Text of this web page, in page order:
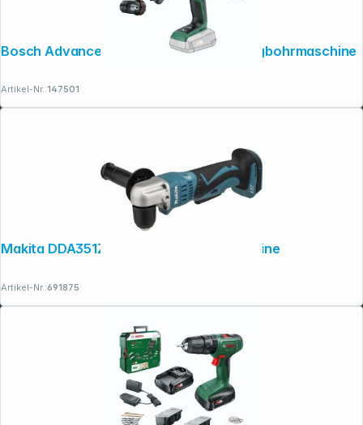
Bosch AdvancedImpact 18V Akku-Schlagbohrmaschine
Artikel-Nr.:147501
Makita DDA351Z Akku-Winkelbohrmaschine
Artikel-Nr.:691875